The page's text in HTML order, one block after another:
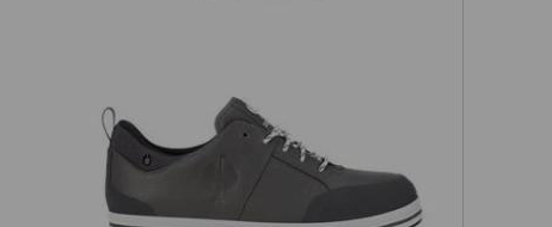
S3 Sicherheitshalbschuhe e.s. Spes II